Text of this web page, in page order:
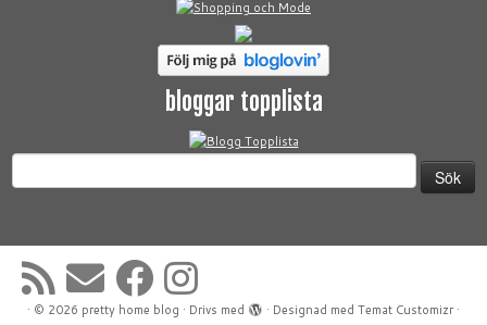
bloggar topplista
efter:
· © 2026 pretty home blog · Drivs med · Designad med Temat Customizr·